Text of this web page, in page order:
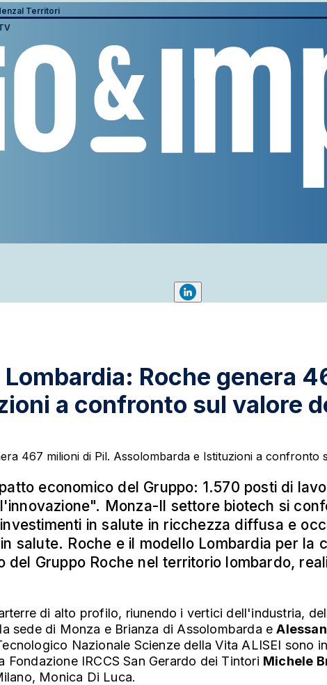
I Territori
Roche genera
a confronto sul valore
economico del Gruppo: 1.570 posti di
Monza-Il settore biotech si
in salute in ricchezza diffusa e
salute. Roche e il modello Lombardia per la
del Gruppo Roche nel territorio lombardo,
di alto profilo, riunendo i vertici dell'industria,
sede di Monza e Brianza di Assolombarda e
Nazionale Scienze della Vita ALISEI sono
Fondazione IRCCS San Gerardo dei Tintori Michele
Monica Di Luca.